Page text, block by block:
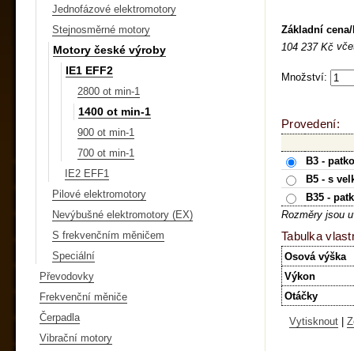
Jednofázové elektromotory
Stejnosměrné motory
Motory české výroby
IE1 EFF2
2800 ot min-1
1400 ot min-1
900 ot min-1
700 ot min-1
IE2 EFF1
Pilové elektromotory
Nevýbušné elektromotory (EX)
S frekvenčním měničem
Speciální
Převodovky
Frekvenční měniče
Čerpadla
Vibrační motory
Základní
104 237 Kč
Množství:
Provedení:
B3 -
B5 - s
B35 -
Rozměry jsou
Tabulka
Osová výška
Výkon
Otáčky
Vytisknout